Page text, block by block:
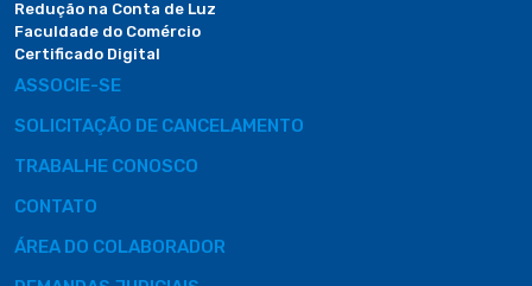
Redução na Conta de Luz
Faculdade do Comércio
Certificado Digital
ASSOCIE-SE
SOLICITAÇÃO DE CANCELAMENTO
TRABALHE CONOSCO
CONTATO
ÁREA DO COLABORADOR